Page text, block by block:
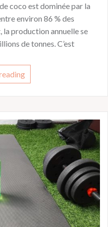
coco est dominée par la
environ 86 % des
production annuelle se
de tonnes. C’est